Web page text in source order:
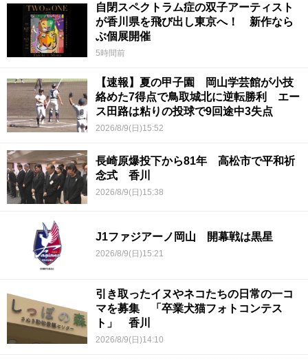
自閉スペクトラム症の双子アーティスト
が香川県を飛び出し東京へ！ 新作なら
ぶ個展開催
5時間前
【速報】夏の甲子園 岡山学芸館が小技
絡めた7得点で鳥取城北に逆転勝利 エー
ス田路は粘りの投球で9回途中3失点
2026/8/9(日)15:52
長崎原爆投下から81年 高松市で平和祈
念式 香川
2026/8/9(日)15:38
J1ファジアーノ岡山 開幕戦は黒星
2026/8/9(日)15:21
引き取ったイヌやネコたちの日常の一コ
マを募集 「卒業犬猫フォトコンテス
ト」 香川
2026/8/9(日)14:10